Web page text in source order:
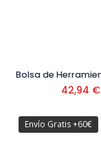
42,94 €
Envío Gratis +60€